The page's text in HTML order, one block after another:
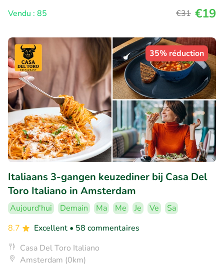
Vendu : 85
€31 €19
35% réduction
Italiaans 3-gangen keuzediner bij Casa Del
Toro Italiano in Amsterdam
Aujourd'hui Demain Ma Me Je Ve
Sa
8.7
Excellent • 58 commentaires
Casa Del Toro Italiano
Amsterdam (0km)